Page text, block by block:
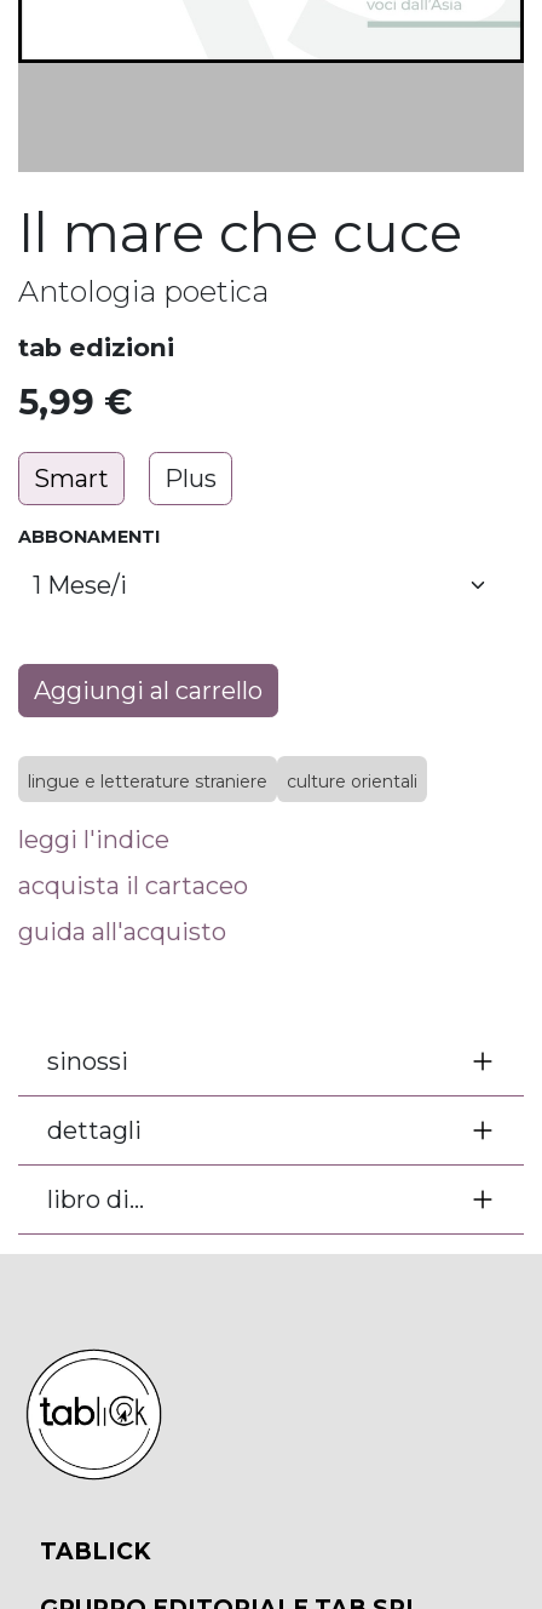
Il mare che cuce
Antologia poetica
tab edizioni
5,99 €
Smart Plus
ABBONAMENTI
Aggiungi al carrello
lingue e letterature straniere culture orientali
leggi l'indice
acquista il cartaceo
guida all'acquisto
sinossi
dettagli
libro di...
TABLICK